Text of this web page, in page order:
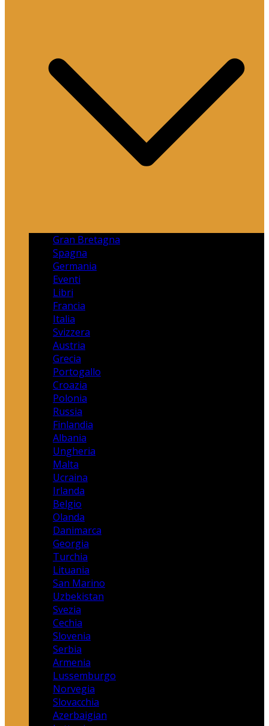
Gran Bretagna
Spagna
Germania
Eventi
Libri
Francia
Italia
Svizzera
Austria
Grecia
Portogallo
Croazia
Polonia
Russia
Finlandia
Albania
Ungheria
Malta
Ucraina
Irlanda
Belgio
Olanda
Danimarca
Georgia
Turchia
Lituania
San Marino
Uzbekistan
Svezia
Cechia
Slovenia
Serbia
Armenia
Lussemburgo
Norvegia
Slovacchia
Azerbaigian